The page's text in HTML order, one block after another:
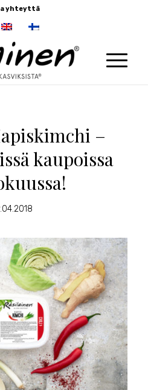
yhteyttä
–
kaupoissa